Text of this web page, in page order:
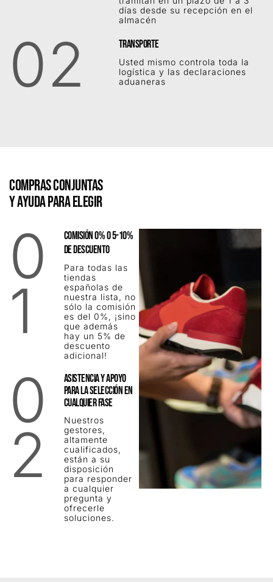
días desde su recepción en el
almacén
02 TRANSPORTE
Usted mismo controla toda la
logística y las declaraciones
aduaneras
COMPRAS CONJUNTAS
Y AYUDA PARA ELEGIR
0
1
COMISIÓN 0% O 5-10%
DE DESCUENTO
Para todas las
tiendas
españolas de
nuestra lista, no
sólo la comisión
es del 0%, ¡sino
que además
hay un 5% de
descuento
adicional!
0
2
ASISTENCIA Y APOYO
PARA LA SELECCIÓN EN
CUALQUIER FASE
Nuestros
gestores,
altamente
cualificados,
están a su
disposición
para responder
a cualquier
pregunta y
ofrecerle
soluciones.